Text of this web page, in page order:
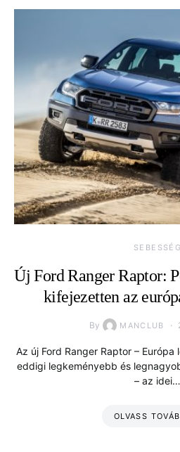
SEBESSÉG
Új Ford Ranger Raptor:
kifejezetten az
By MANCLUB
Az új Ford Ranger Raptor –
eddigi legkeményebb és
– az idei…
OLVASS